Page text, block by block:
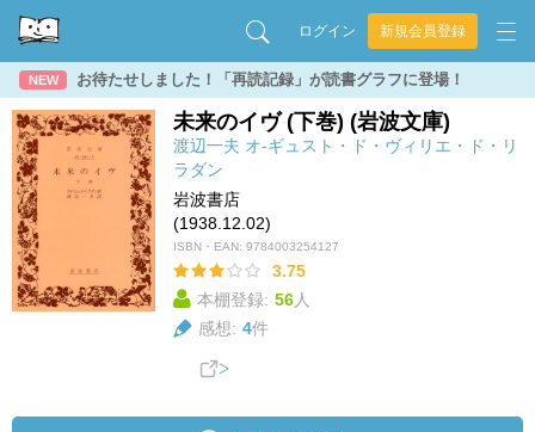
ログイン 新規会員登録
NEW お待たせしました！「再読記録」が読書グラフに登場！
未来のイヴ (下巻) (岩波文庫)
渡辺一夫 オ-ギュスト・ド・ヴィリエ・ド・リ
ラダン
岩波書店
(1938.12.02)
ISBN・EAN: 9784003254127
3.75
本棚登録: 56人
感想: 4件